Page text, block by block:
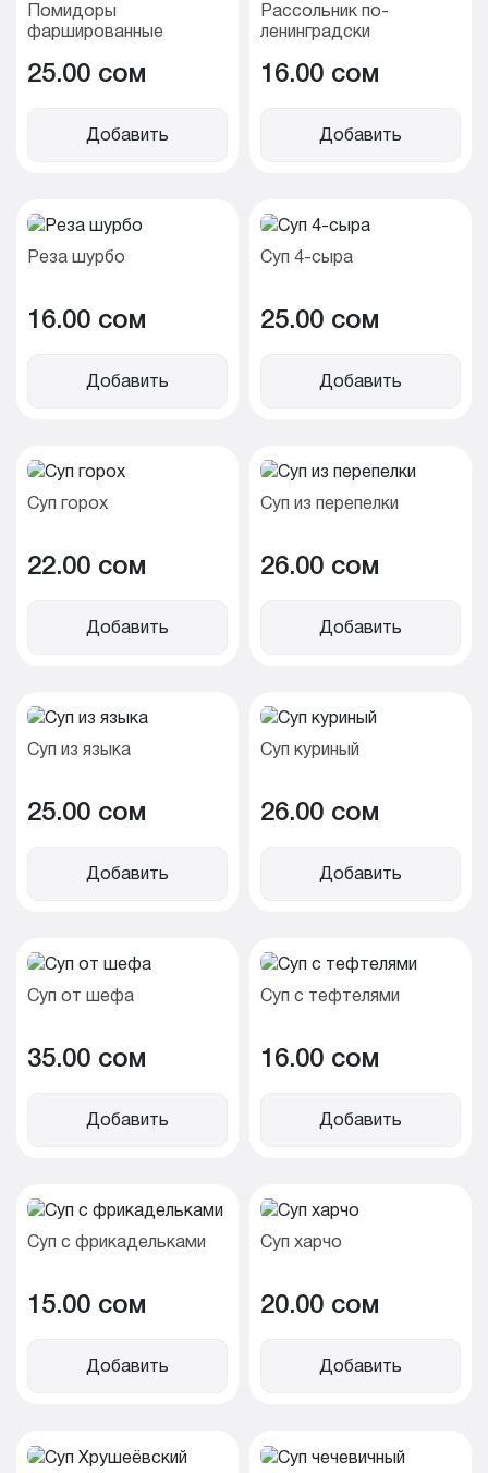
Помидоры
фаршированные
25.00 cом
Добавить
Рассольник по-
ленинградски
16.00 cом
Добавить
Реза шурбо
16.00 cом
Добавить
Суп 4-сыра
25.00 cом
Добавить
Суп горох
22.00 cом
Добавить
Суп из перепелки
26.00 cом
Добавить
Суп из языка
25.00 cом
Добавить
Суп куриный
26.00 cом
Добавить
Суп от шефа
35.00 cом
Добавить
Суп с тефтелями
16.00 cом
Добавить
Суп с фрикадельками
15.00 cом
Добавить
Суп харчо
20.00 cом
Добавить